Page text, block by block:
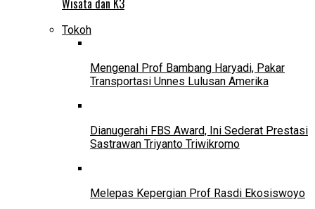
Wisata dan K3
Tokoh
Mengenal Prof Bambang Haryadi, Pakar
Transportasi Unnes Lulusan Amerika
Dianugerahi FBS Award, Ini Sederat Prestasi
Sastrawan Triyanto Triwikromo
Melepas Kepergian Prof Rasdi Ekosiswoyo